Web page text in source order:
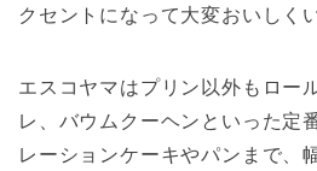
クセントになって大変おいしく
エスコヤマはプリン以外もロー
レ、バウムクーヘンといった定
レーションケーキやパンまで、